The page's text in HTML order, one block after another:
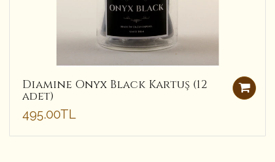
Diamine Onyx Black Kartuş (12
adet)
495.00TL